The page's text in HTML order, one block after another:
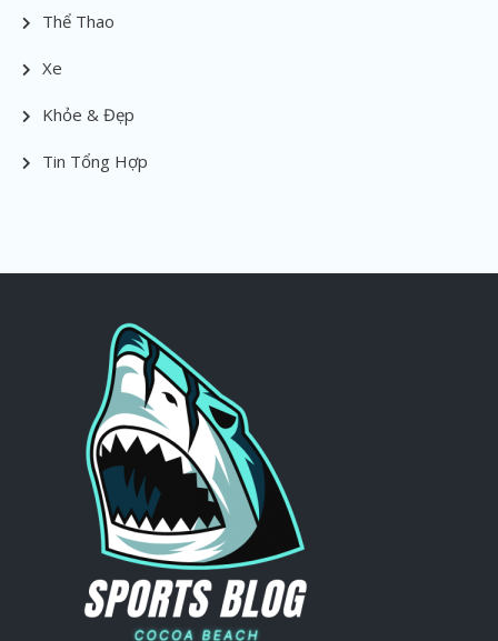
Thể Thao
Xe
Khỏe & Đẹp
Tin Tổng Hợp